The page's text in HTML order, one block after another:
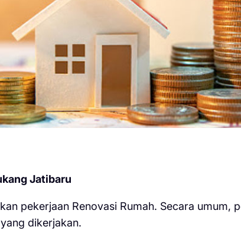
Jatibaru
pekerjaan Renovasi Rumah. Secara umum,
dikerjakan.